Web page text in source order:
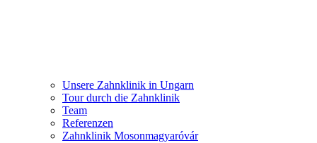
Unsere Zahnklinik in Ungarn
Tour durch die Zahnklinik
Team
Referenzen
Zahnklinik Mosonmagyaróvár